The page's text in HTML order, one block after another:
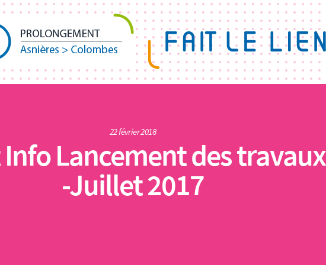
22 février 2018
Lancement des travaux
-Juillet 2017